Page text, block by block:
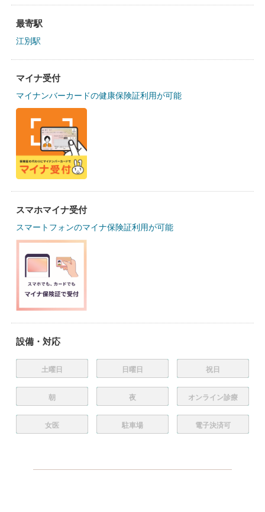
最寄駅
江別駅
マイナ受付
マイナンバーカードの健康保険証利用が可能
スマホマイナ受付
スマートフォンのマイナ保険証利用が可能
設備・対応
土曜日 日曜日 祝日
朝 夜 オンライン診療
女医 駐車場 電子決済可